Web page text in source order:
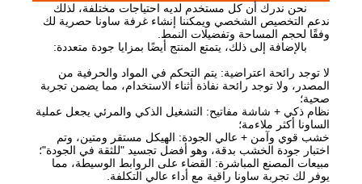
نحن ندرك أن كل مستخدم لديه احتياجات مختلفة، لذلك
ندعم التخصيص الشخصي ويمكننا إنشاء غرفة ساونا حصرية لك
وفقًا لحجم المساحة وتفضيلات النمط.
بالإضافة إلى ذلك، يتمتع المنتج أيضًا بمزايا جودة متعددة:
لا توجد رائحة اعتراضية: يتم التحكم في المواد والحرفية من
المصدر، ولا توجد رائحة نفاذة أثناء الاستخدام، مما يضمن تجربة
صحية؛
نظام ذكي + شاشة مفاتيح: التشغيل الذكي والمرئي يجعل عملية
الساونا أكثر ملاءمة؛
خشب قوي وآمن + عالي الجودة: الهيكل مستقر ومتين، وتم
اختبار جودة الخشب بدقة، وهو أفضل تجسيد "للثقة في الجودة"؛
مبيعات المصنع المباشرة: القضاء على الروابط الوسيطة، مما
يوفر لك تجربة ساونا راقية مع أداء عالي التكلفة.